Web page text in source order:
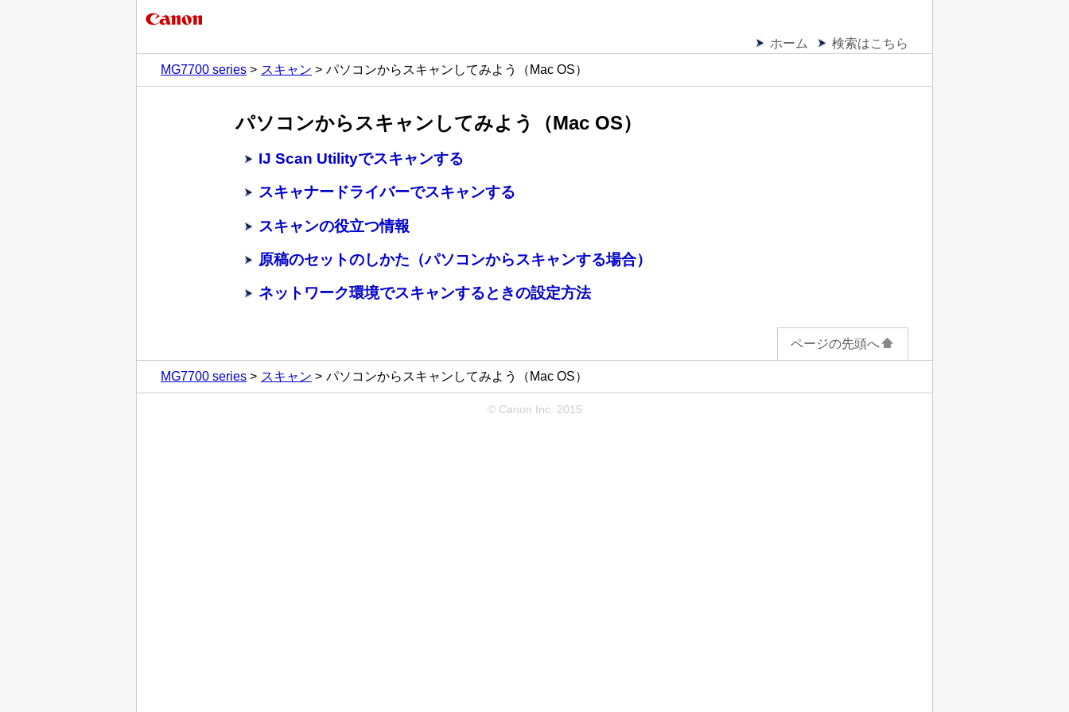
ホーム
検索はこちら
MG7700 series
スキャン パソコンからスキャンしてみよう （Mac OS）
パソコンからスキャンしてみよう （Mac OS）
IJ Scan Utilityでスキャンする
スキャナードライバーでスキャンする
スキャンの役立つ情報
原稿のセットのしかた（パソコンからスキャンする場合）
ネットワーク環境でスキャンするときの設定方法
ページの先頭へ
MG7700 series スキャン パソコンからスキャンしてみよう （Mac OS）
© Canon Inc. 2015